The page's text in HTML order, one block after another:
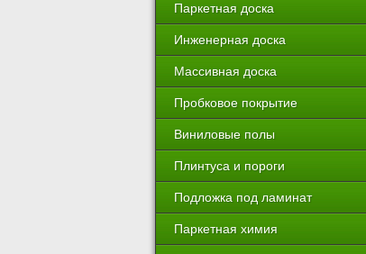
Паркетная доска
Инженерная доска
Массивная доска
Пробковое покрытие
Виниловые полы
Плинтуса и пороги
Подложка под ламинат
Паркетная химия